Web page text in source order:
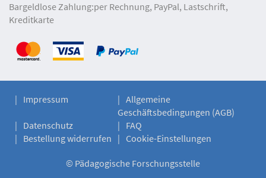
Bargeldlose Zahlung:per Rechnung, PayPal, Lastschrift,
Kreditkarte
Impressum
Allgemeine
Geschäftsbedingungen (AGB)
Datenschutz
FAQ
Bestellung widerrufen
Cookie-Einstellungen
© Pädagogische Forschungsstelle